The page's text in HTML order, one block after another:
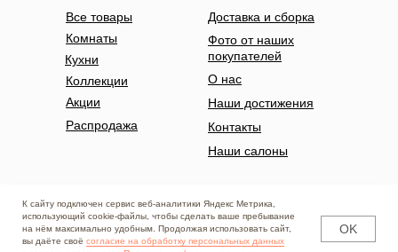
К сайту подключен сервис веб-аналитики Яндекс Метрика,
использующий cookie-файлы, чтобы сделать ваше пребывание
на нём максимально удобным. Продолжая использовать сайт,
вы даёте своё согласие на обработку персональных данных
OK
Все товары
Комнаты
Коллекции
Акции
Распродажа
+7 (8332) 74-70-07
+7 (8332) 74-70-27
Доставка и сборка
Фото от наших
покупателей
О нас
Контакты
Наши салоны
Наши достижения
Кухни